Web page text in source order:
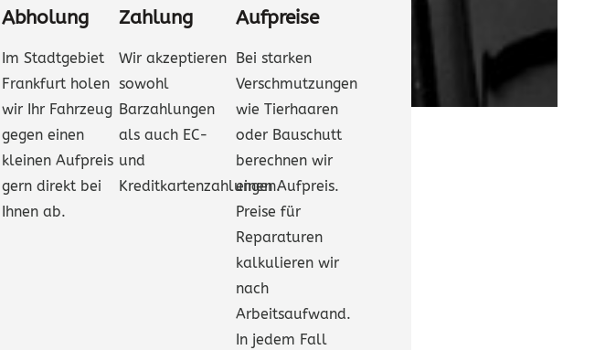
Abholung
Im Stadtgebiet
Frankfurt holen
wir Ihr Fahrzeug
gegen einen
kleinen Aufpreis
gern direkt bei
Ihnen ab.
Zahlung
Wir akzeptieren
sowohl
Barzahlungen
als auch EC-
und
Kreditkartenzahlungen.
Aufpreise
Bei starken
Verschmutzungen
wie Tierhaaren
oder Bauschutt
berechnen wir
einen Aufpreis.
Preise für
Reparaturen
kalkulieren wir
nach
Arbeitsaufwand.
In jedem Fall